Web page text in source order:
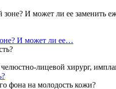
И может ли ее…
лицевой хирург,